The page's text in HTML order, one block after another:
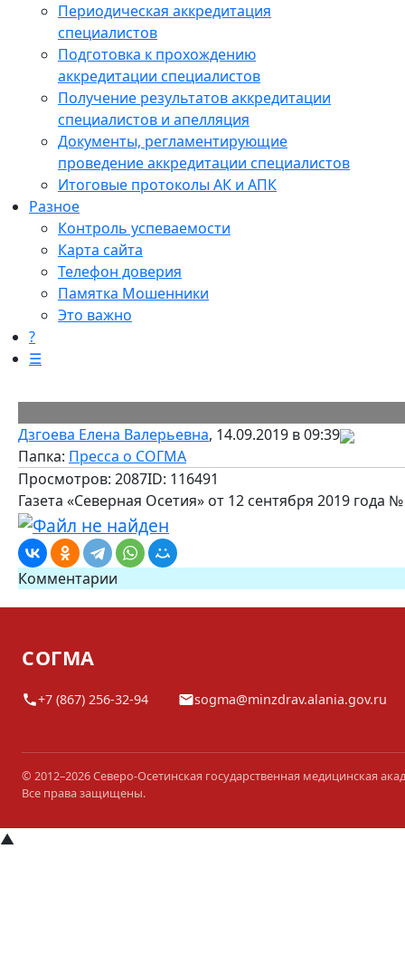
Периодическая аккредитация
специалистов
Подготовка к прохождению
аккредитации специалистов
Получение результатов аккредитации
специалистов и апелляция
Документы, регламентирующие
проведение аккредитации специалистов
Итоговые протоколы АК и АПК
Разное
Контроль успеваемости
Карта сайта
Телефон доверия
Памятка Мошенники
Это важно
?
☰
Дзгоева Елена Валерьевна, 14.09.2019 в 09:39
Папка: Пресса о СОГМА
Просмотров: 2087ID: 116491
Газета «Северная Осетия» от 12 сентября 2019
Комментарии
СОГМА
+7 (867) 256-32-94 sogma@minzdrav.alania.gov.ru
© 2012–2026 Северо-Осетинская государственная медицинская
Все права защищены.
▲